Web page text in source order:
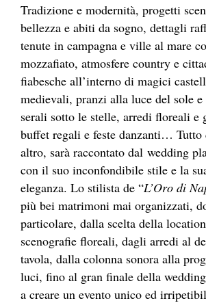
Tradizione e modernità, progetti
bellezza e abiti da sogno, dettagli
tenute in campagna e ville al mare
mozzafiato, atmosfere country e
fiabesche all’interno di magici
medievali, pranzi alla luce del sole e
serali sotto le stelle, arredi floreali e
buffet regali e feste danzanti… Tutto
altro, sarà raccontato dal wedding
con il suo inconfondibile stile e la
eleganza. Lo stilista de “L’Oro di
più bei matrimoni mai organizzati,
particolare, dalla scelta della
scenografie floreali, dagli arredi al
tavola, dalla colonna sonora alla
luci, fino al gran finale della
a creare un evento unico ed